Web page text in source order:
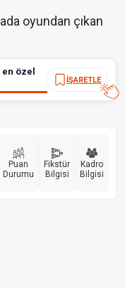
oyundan çıkan
özel
İŞARETLE
Puan
Durumu
Fikstür
Bilgisi
Kadro
Bilgisi